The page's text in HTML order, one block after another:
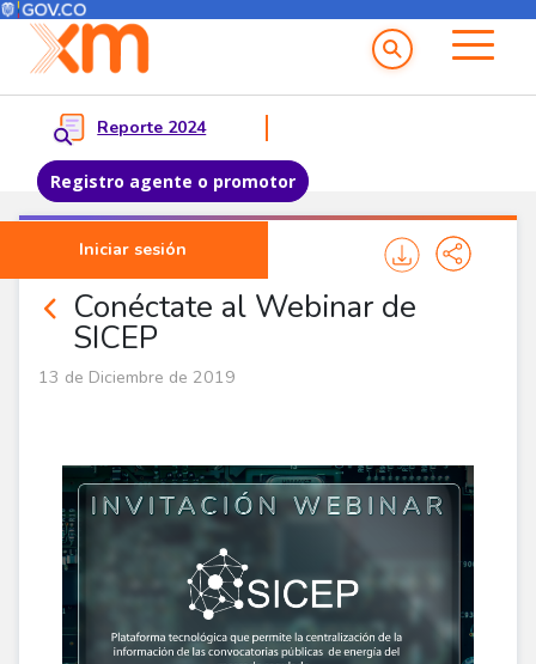
Pasar al contenido principal
Menú del Usuario
Reporte 2024
Registro agente o promotor
Iniciar sesión
Menu principal
Conéctate al Webinar de
SICEP
Noticias Corporativas
13 de Diciembre de 2019